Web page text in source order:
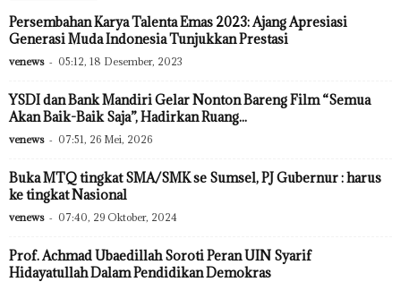
Persembahan Karya Talenta Emas 2023: Ajang Apresiasi
Generasi Muda Indonesia Tunjukkan Prestasi
venews - 05:12, 18 Desember, 2023
YSDI dan Bank Mandiri Gelar Nonton Bareng Film “Semua
Akan Baik-Baik Saja”, Hadirkan Ruang...
venews - 07:51, 26 Mei, 2026
Buka MTQ tingkat SMA/SMK se Sumsel, PJ Gubernur : harus
ke tingkat Nasional
venews - 07:40, 29 Oktober, 2024
Prof. Achmad Ubaedillah Soroti Peran UIN Syarif
Hidayatullah Dalam Pendidikan Demokras